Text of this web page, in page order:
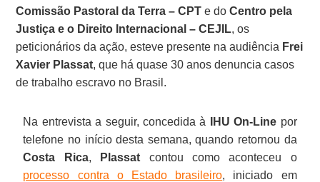
Comissão Pastoral da Terra – CPT e doCentro pela
Justiça e o Direito Internacional – CEJIL, os
peticionários da ação, esteve presente na audiência Frei
Xavier Plassat, que há quase 30 anos denuncia casos
de trabalho escravo no Brasil.
Na entrevista a seguir, concedida à IHU On-Line por
telefone no início desta semana, quando retornou da
Costa Rica, Plassat contou como aconteceu o
processo contra o Estado brasileiro, iniciado em